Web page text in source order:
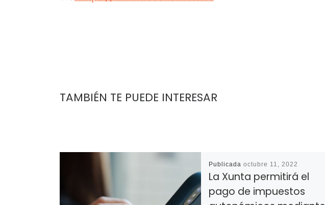
TAMBIÉN TE PUEDE INTERESAR
Publicada octubre 11, 2022
La Xunta permitirá el
pago de impuestos